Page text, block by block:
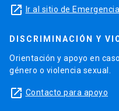
launch Ir al sitio de
DISCRIMINACIÓN Y
Orientación y apoyo en
género o violencia sexual.
launch Contacto para apoyo